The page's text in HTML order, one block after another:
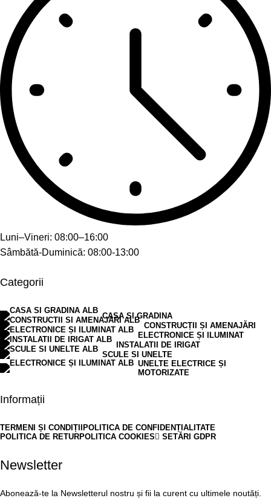
Luni–Vineri: 08:00–16:00
Sâmbătă-Duminică: 08:00-13:00
Categorii
CASA SI GRADINA
CONSTRUCȚII ȘI AMENAJĂRI
ELECTRONICE ȘI ILUMINAT
INSTALATII DE IRIGAT
SCULE SI UNELTE
UNELTE ELECTRICE ȘI
MOTORIZATE
Informații
TERMENI ȘI CONDIȚII
POLITICA DE CONFIDENȚIALITATE
POLITICA DE RETURPOLITICA COOKIES SETĂRI GDPR
Newsletter
Abonează-te la Newsletterul nostru și fii la curent cu ultimele noutăți.